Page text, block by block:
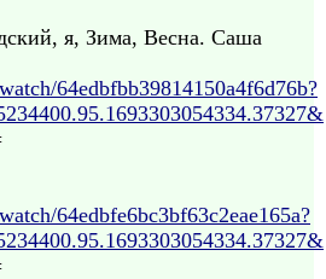
я, Зима, Весна. Саша
64edbfbb39814150a4f6d76b?
64edbfe6bc3bf63c2eae165a?